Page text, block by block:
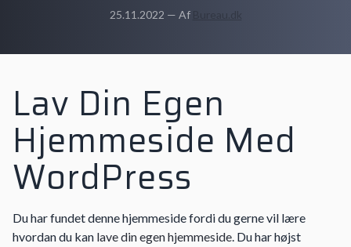
25.11.2022 — Af
Lav Din Egen
Hjemmeside Med
WordPress
Du har fundet denne hjemmeside fordi du gerne vil lære
hvordan du kan lave din egen hjemmeside. Du har højst